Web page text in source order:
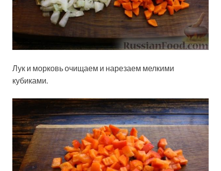
Лук и морковь очищаем и нарезаем мелкими
кубиками.